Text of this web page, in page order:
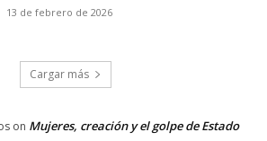
13 de febrero de 2026
Cargar más
on Mujeres, creación y el golpe de Estado